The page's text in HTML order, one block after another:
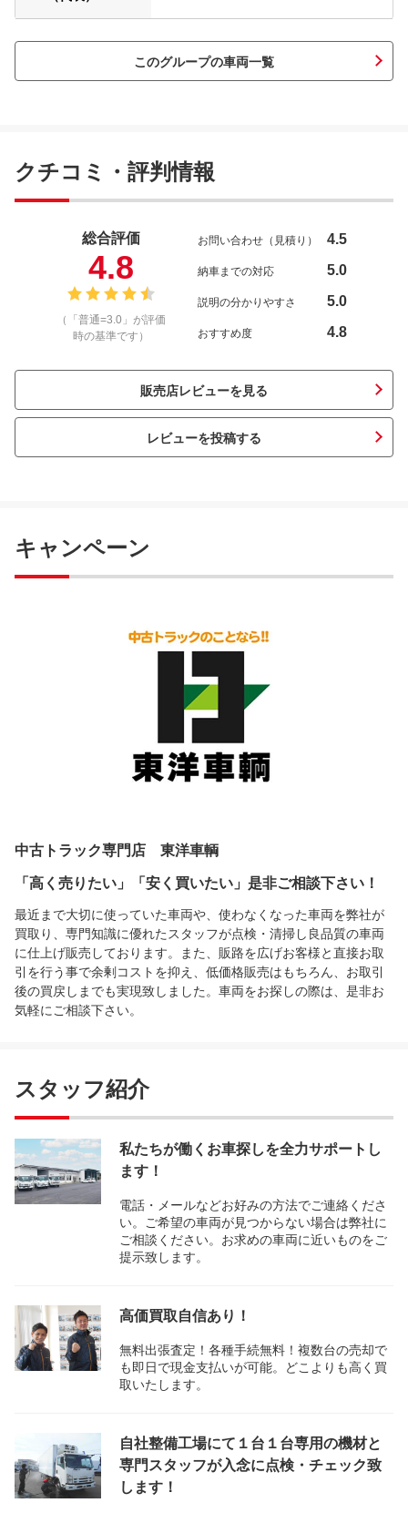
このグループの車両一覧
クチコミ・評判情報
総合評価
4.8
（「普通=3.0」が評価
時の基準です）
お問い合わせ（見積り） 4.5
納車までの対応 5.0
説明の分かりやすさ 5.0
おすすめ度 4.8
販売店レビューを見る
レビューを投稿する
キャンペーン
中古トラック専門店 東洋車輌
「高く売りたい」「安く買いたい」是非ご相談下さい！
最近まで大切に使っていた車両や、使わなくなった車両を弊社が
買取り、専門知識に優れたスタッフが点検・清掃し良品質の車両
に仕上げ販売しております。また、販路を広げお客様と直接お取
引を行う事で余剰コストを抑え、低価格販売はもちろん、お取引
後の買戻しまでも実現致しました。車両をお探しの際は、是非お
気軽にご相談下さい。
スタッフ紹介
私たちが働くお車探しを全力サポートし
ます！
電話・メールなどお好みの方法でご連絡くださ
い。ご希望の車両が見つからない場合は弊社に
ご相談ください。お求めの車両に近いものをご
提示致します。
高価買取自信あり！
無料出張査定！各種手続無料！複数台の売却で
も即日で現金支払いが可能。どこよりも高く買
取いたします。
自社整備工場にて１台１台専用の機材と
専門スタッフが入念に点検・チェック致
します！